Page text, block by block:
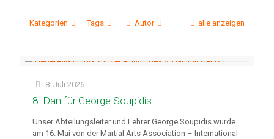
Kategorien Tags Autor alle anzeigen
8. Juli 2026
8. Dan für George Soupidis
Unser Abteilungsleiter und Lehrer George Soupidis wurde
am 16. Mai von der Martial Arts Association – International